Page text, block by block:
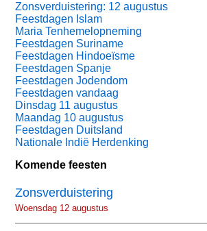
Zonsverduistering: 12 augustus
Feestdagen Islam
Maria Tenhemelopneming
Feestdagen Suriname
Feestdagen Hindoeïsme
Feestdagen Spanje
Feestdagen Jodendom
Feestdagen vandaag
Dinsdag 11 augustus
Maandag 10 augustus
Feestdagen Duitsland
Nationale Indië Herdenking
Komende feesten
Zonsverduistering
Woensdag 12 augustus